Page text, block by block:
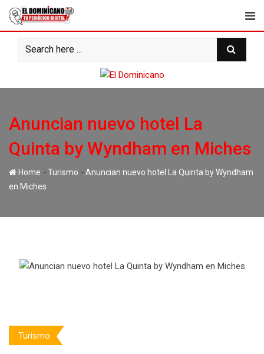
Skip
content
Anuncian nuevo hotel La
Quinta by Wyndham en Miches
Home -Turismo -Anuncian nuevo hotel La Quinta by Wyndham
en Miches
Turismo